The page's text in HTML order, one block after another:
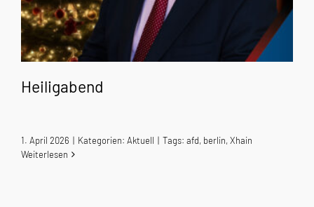
Heiligabend
1. April 2026 | Kategorien: Aktuell | Tags: afd, berlin,Xhain
Weiterlesen